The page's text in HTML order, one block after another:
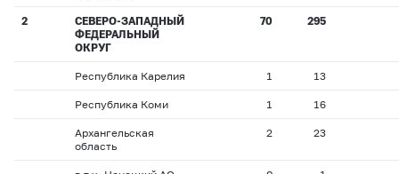
2
СЕВЕРО-ЗАПАДНЫЙ
ФЕДЕРАЛЬНЫЙ
ОКРУГ
70 295
Республика Карелия 1 13
Республика Коми 1 16
Архангельская
область
2 23